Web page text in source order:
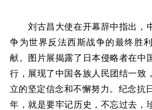
刘古昌大使在开幕辞中指出，
争为世界反法西斯战争的最终胜
献。图片展揭露了日本侵略者在中
行，展现了中国各族人民团结一致
立的坚定信念和不懈努力。纪念抗
年，就是要牢记历史，不忘过去，